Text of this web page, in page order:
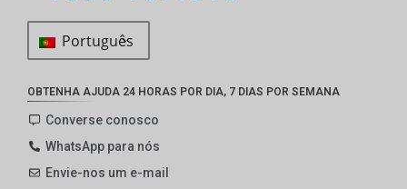
Português
OBTENHA AJUDA 24 HORAS POR DIA, 7 DIAS POR SEMANA
Converse conosco
WhatsApp para nós
Envie-nos um e-mail